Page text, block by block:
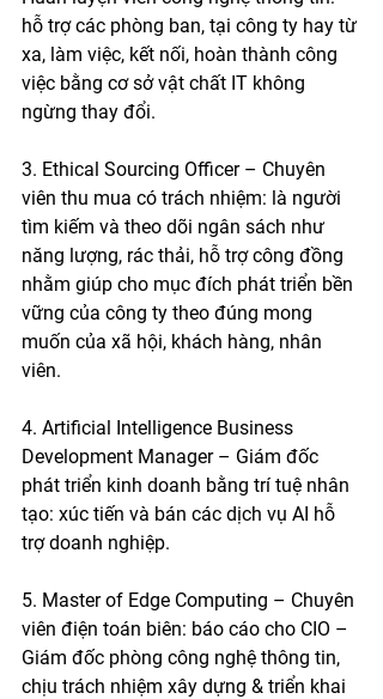
hỗ trợ các phòng ban, tại công ty hay từ
xa, làm việc, kết nối, hoàn thành công
việc bằng cơ sở vật chất IT không
ngừng thay đổi.
3. Ethical Sourcing Officer – Chuyên
viên thu mua có trách nhiệm: là người
tìm kiếm và theo dõi ngân sách như
năng lượng, rác thải, hỗ trợ công đồng
nhằm giúp cho mục đích phát triển bền
vững của công ty theo đúng mong
muốn của xã hội, khách hàng, nhân
viên.
4. Artificial Intelligence Business
Development Manager – Giám đốc
phát triển kinh doanh bằng trí tuệ nhân
tạo: xúc tiến và bán các dịch vụ AI hỗ
trợ doanh nghiệp.
5. Master of Edge Computing – Chuyên
viên điện toán biên: báo cáo cho CIO –
Giám đốc phòng công nghệ thông tin,
chịu trách nhiệm xây dựng & triển khai